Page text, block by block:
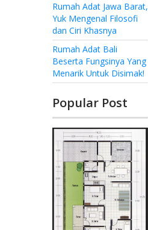
Rumah Adat Jawa Barat,
Yuk Mengenal Filosofi
dan Ciri Khasnya
Rumah Adat Bali
Beserta Fungsinya Yang
Menarik Untuk Disimak!
Popular Post